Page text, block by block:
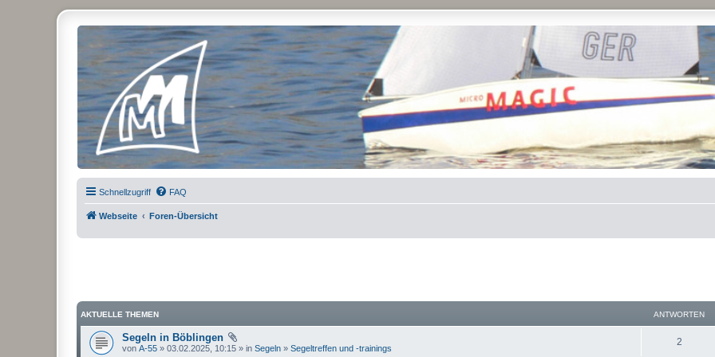
Micro Magic Forum Deutschland
Schnellzugriff FAQ
Webseite Foren-Übersicht
AKTUELLE THEMEN ANTWORTEN
Segeln in Böblingen
von A-55 » 03.02.2025, 10:15 » in Segeln » Segeltreffen und -trainings
2